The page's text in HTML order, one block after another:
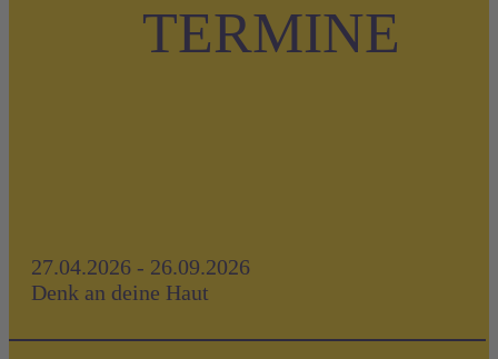
TERMINE
27.04.2026 - 26.09.2026
Denk an deine Haut